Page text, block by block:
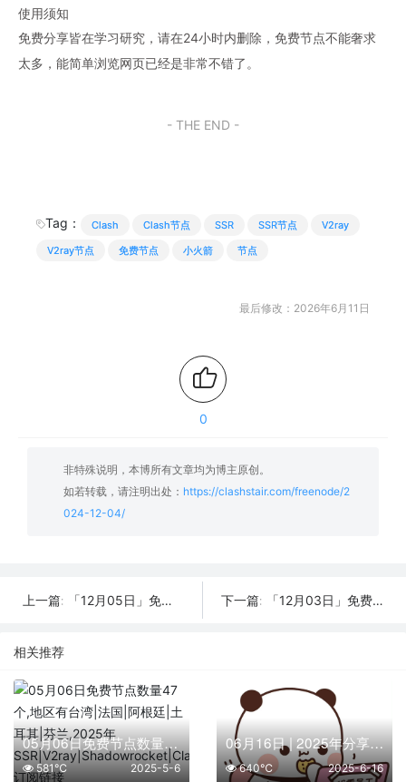
使用须知
免费分享皆在学习研究，请在24小时内删除，免费节点不能奢求
太多，能简单浏览网页已经是非常不错了。
- THE END -
Tag： Clash Clash节点 SSR SSR节点
V2ray
V2ray节点
免费节点 小火箭 节点
最后修改：2026年6月11日
0
非特殊说明，本博所有文章均为博主原创。
如若转载，请注明出处： https://clashstair.com/freenode/2
024-12-04/
上一篇: 「12月05日」免费节点数量23个，SSR/V2ray/Shadowrocket/Clash订阅链接 下一篇: 「12月03日」免费节点数量31个，SSR/V2ray/Shadowrocket/Clash订阅链接
相关推荐
05月06日免费节点数量47个,地区有台湾|法国|阿根廷|土耳其|芬兰,2025年SSR|V2ray|Shadowrocket|Clash订阅链接
2025-5-6
581℃
06月16日 | 2025年分享最新28个免费节点,SSR/V2ray/Shadowrocket/Clash订阅链接
2025-6-16
640℃